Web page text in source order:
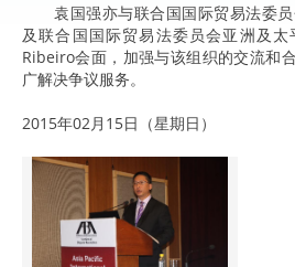
袁国强亦与联合国国际贸易法委员
及联合国国际贸易法委员会亚洲及太
Ribeiro会面，加强与该组织的交流和
广解决争议服务。
2015年02月15日（星期日）